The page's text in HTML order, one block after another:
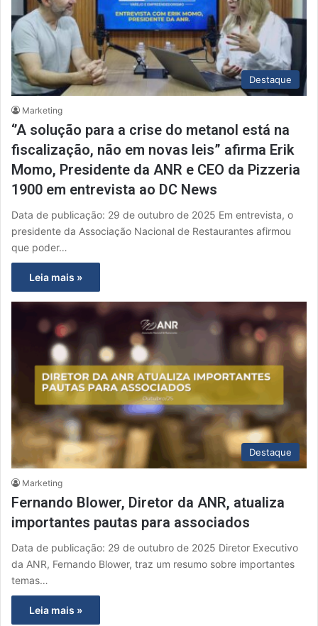
Destaque
Marketing
‘’A solução para a crise do metanol está na
fiscalização, não em novas leis” afirma Erik
Momo, Presidente da ANR e CEO da Pizzeria
1900 em entrevista ao DC News
Data de publicação: 29 de outubro de 2025 Em entrevista, o
presidente da Associação Nacional de Restaurantes afirmou
que poder…
Leia mais »
Destaque
Marketing
Fernando Blower, Diretor da ANR, atualiza
importantes pautas para associados
Data de publicação: 29 de outubro de 2025 Diretor Executivo
da ANR, Fernando Blower, traz um resumo sobre importantes
temas…
Leia mais »